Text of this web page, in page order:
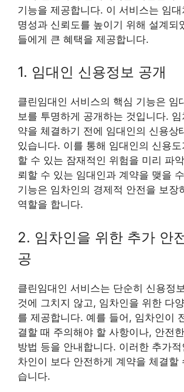
기능을 제공합니다. 이 서비스는 임
명성과 신뢰도를 높이기 위해 설계되
들에게 큰 혜택을 제공합니다.
1. 임대인 신용정보 공개
클린임대인 서비스의 핵심 기능은 임
보를 투명하게 공개하는 것입니다. 임
약을 체결하기 전에 임대인의 신용상
있습니다. 이를 통해 임대인의 신용
할 수 있는 잠재적인 위험을 미리 파
뢰할 수 있는 임대인과 계약을 맺을
기능은 임차인의 경제적 안전을 보장
역할을 합니다.
2. 임차인을 위한 추가 안
공
클린임대인 서비스는 단순히 신용정
것에 그치지 않고, 임차인을 위한 다
를 제공합니다. 예를 들어, 임차인이
결할 때 주의해야 할 사항이나, 안전
방법 등을 안내합니다. 이러한 추가
차인이 보다 안전하게 계약을 체결할
습니다.